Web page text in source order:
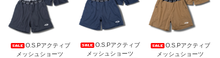
O.S.Pアクティブ
メッシュショーツ
O.S.Pアクティブ
メッシュショーツ
O.S.Pアクティブ
メッシュショーツ